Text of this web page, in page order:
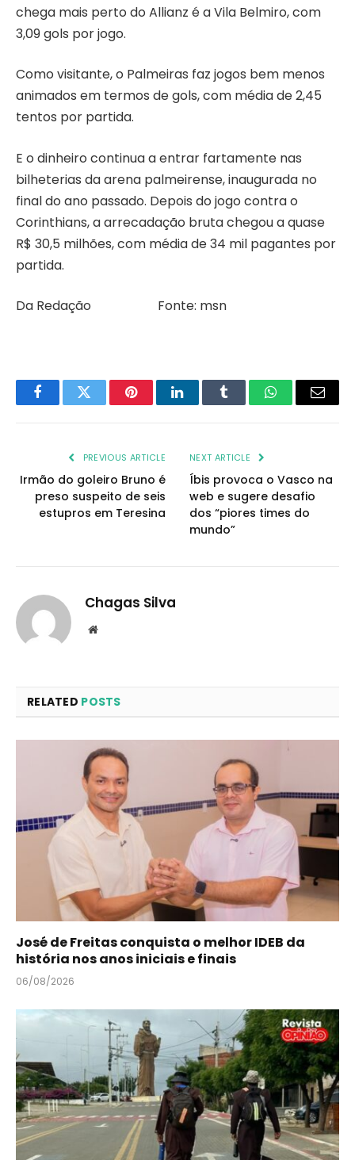
chega mais perto do Allianz é a Vila Belmiro, com
3,09 gols por jogo.
Como visitante, o Palmeiras faz jogos bem menos
animados em termos de gols, com média de 2,45
tentos por partida.
E o dinheiro continua a entrar fartamente nas
bilheterias da arena palmeirense, inaugurada no
final do ano passado. Depois do jogo contra o
Corinthians, a arrecadação bruta chegou a quase
R$ 30,5 milhões, com média de 34 mil pagantes por
partida.
Da Redação Fonte: msn
FacebookTwitter PinterestLinkedInTumblr WhatsAppEmail
PREVIOUS ARTICLE
Irmão do goleiro Bruno é
preso suspeito de seis
estupros em Teresina
NEXT ARTICLE
Íbis provoca o Vasco na
web e sugere desafio
dos “piores times do
mundo”
Chagas Silva
Website
RELATED POSTS
José de Freitas conquista o melhor IDEB da
história nos anos iniciais e finais
06/08/2026